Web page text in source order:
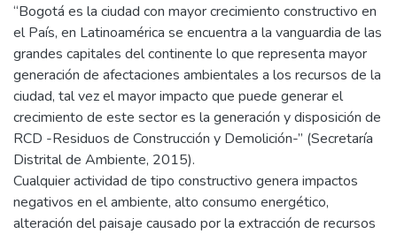
“Bogotá es la ciudad con mayor crecimiento constructivo en
el País, en Latinoamérica se encuentra a la vanguardia de las
grandes capitales del continente lo que representa mayor
generación de afectaciones ambientales a los recursos de la
ciudad, tal vez el mayor impacto que puede generar el
crecimiento de este sector es la generación y disposición de
RCD -Residuos de Construcción y Demolición-” (Secretaría
Distrital de Ambiente, 2015).
Cualquier actividad de tipo constructivo genera impactos
negativos en el ambiente, alto consumo energético,
alteración del paisaje causado por la extracción de recursos